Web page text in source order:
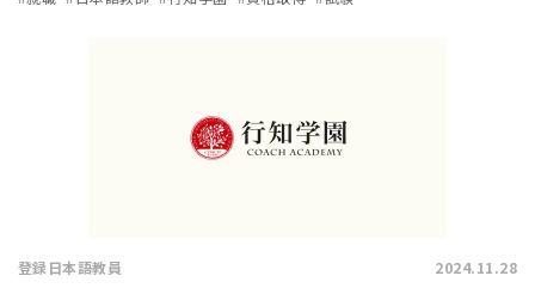
登録日本語教員 2024.11.28